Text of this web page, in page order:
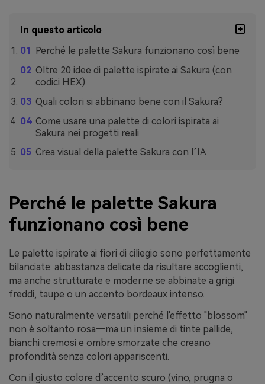
In questo articolo
Perché le palette Sakura funzionano così bene
Oltre 20 idee di palette ispirate ai Sakura (con
codici HEX)
Quali colori si abbinano bene con il Sakura?
Come usare una palette di colori ispirata ai
Sakura nei progetti reali
Crea visual della palette Sakura con l’IA
Perché le palette Sakura
funzionano così bene
Le palette ispirate ai fiori di ciliegio sono perfettamente
bilanciate: abbastanza delicate da risultare accoglienti,
ma anche strutturate e moderne se abbinate a grigi
freddi, taupe o un accento bordeaux intenso.
Sono naturalmente versatili perché l'effetto "blossom"
non è soltanto rosa—ma un insieme di tinte pallide,
bianchi cremosi e ombre smorzate che creano
profondità senza colori appariscenti.
Con il giusto colore d’accento scuro (vino, prugna o